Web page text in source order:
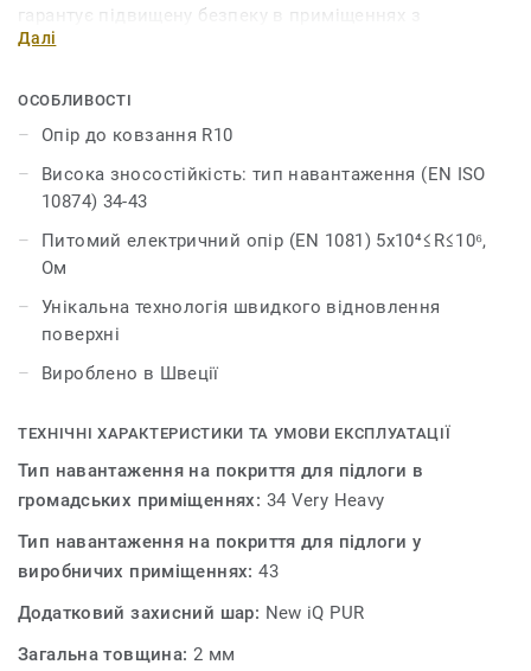
гарантує підвищену безпеку в приміщеннях з
високоточним електронним обладнанням: в
комп'ютерних класах і т.д. Питомий електричний опір
5x10⁴- 10⁶ Ом відповідає стандарту EN 1081 для
електростатично провідних покриттів. Колекція iQ
TORO SC має всі переваги родини покриттів iQ –
довговічність, сучасний дизайн, чудові технічні
характеристики, а також низьку вартість
експлуатаційного циклу (в порівнянні з іншими
Далі
ОСОБЛИВОСТІ
Опір до ковзання R10
Висока зносостійкість: тип навантаження (EN ISO
10874) 34-43
Питомий електричний опір (EN 1081) 5x10⁴≤R≤10⁶,
Ом
Унікальна технологія швидкого відновлення
поверхні
Вироблено в Швеції
ТЕХНІЧНІ ХАРАКТЕРИСТИКИ ТА УМОВИ ЕКСПЛУАТАЦІЇ
Тип навантаження на покриття для підлоги в
громадських приміщеннях: 34 Very Heavy
Тип навантаження на покриття для підлоги у
виробничих приміщеннях:43
Додатковий захисний шар: New iQ PUR
Загальна товщина: 2 мм